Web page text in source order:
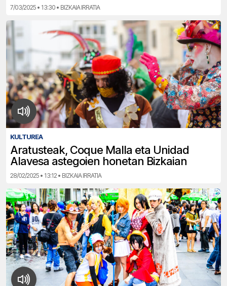
7/03/2025 • 13:30 • BIZKAIA IRRATIA
KULTUREA
Aratusteak, Coque Malla eta Unidad
Alavesa astegoien honetan Bizkaian
28/02/2025 • 13:12 • BIZKAIA IRRATIA